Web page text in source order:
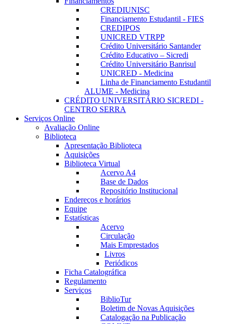
CREDIUNISC
Financiamento Estudantil - FIES
CREDIPOS
UNICRED VTRPP
Crédito Universitário Santander
Crédito Educativo – Sicredi
Crédito Universitário Banrisul
UNICRED - Medicina
Linha de Financiamento Estudantil
ALUME - Medicina
CRÉDITO UNIVERSITÁRIO SICREDI -
CENTRO SERRA
Serviços Online
Avaliação Online
Biblioteca
Apresentação Biblioteca
Aquisições
Biblioteca Virtual
Acervo A4
Base de Dados
Repositório Institucional
Endereços e horários
Equipe
Estatísticas
Acervo
Circulação
Mais Emprestados
Livros
Periódicos
Ficha Catalográfica
Regulamento
Serviços
BiblioTur
Boletim de Novas Aquisições
Catalogação na Publicação